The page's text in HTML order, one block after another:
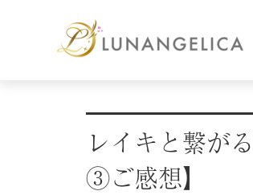
レイキと繋が
③ご感想】